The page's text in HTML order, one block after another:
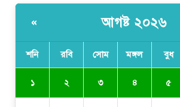
« আগষ্ট ২০২৬
শনি রবি সোম মঙ্গল বুধ
১ ২ ৩ ৪ ৫